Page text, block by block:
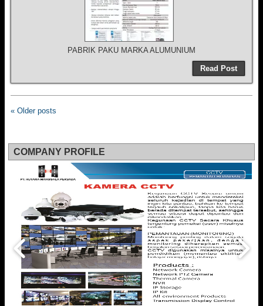
PABRIK PAKU MARKA ALUMUNIUM
Read Post
« Older posts
COMPANY PROFILE